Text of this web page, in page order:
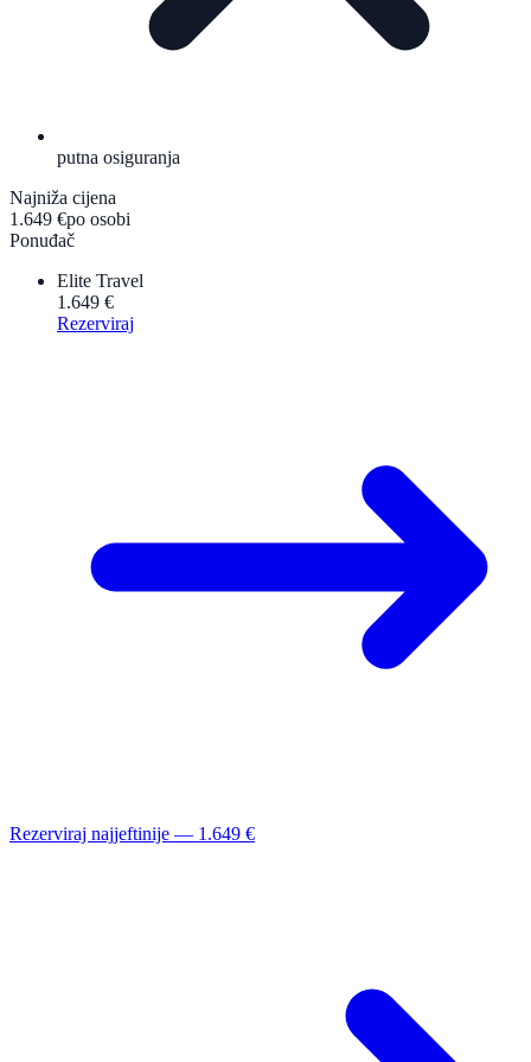
putna osiguranja
Najniža cijena
1.649 €po osobi
Ponuđač
Elite Travel
1.649 €
Rezerviraj
Rezerviraj najjeftinije — 1.649 €